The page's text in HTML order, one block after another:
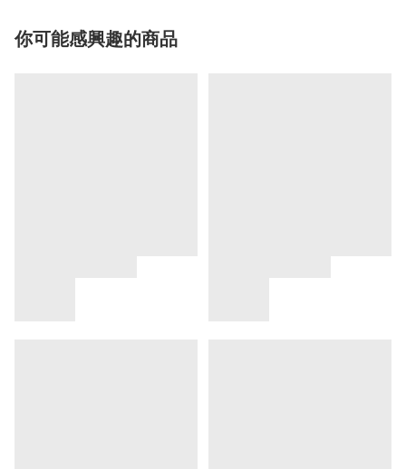
你可能感興趣的商品